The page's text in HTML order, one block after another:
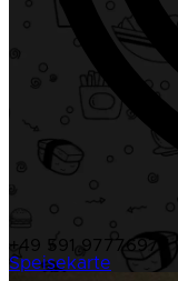
+49 591 97776977
Speisekarte